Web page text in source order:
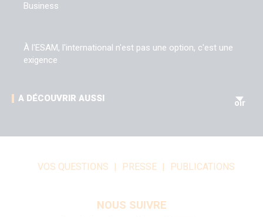
Business
À l'ESAM, l'international n'est pas une option, c'est une
exigence
A DÉCOUVRIR AUSSI
oir
VOS QUESTIONS PRESSE PUBLICATIONS
NOUS SUIVRE